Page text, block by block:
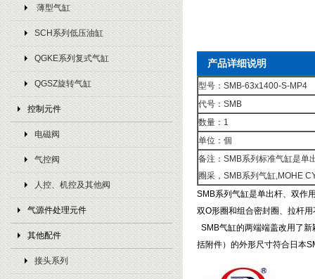
薄型气缸
SCH系列低压油缸
QGKE系列复式气缸
QGSZ旋转气缸
控制元件
电磁阀
气控阀
人控、机控及其他阀
气源件处理元件
其他配件
接头系列
产品详细说明
型号：SMB-63x1400-S-MP4
代号：SMB
数量：1
单位：個
备注：SMB系列标准气缸是单
圈采，SMB系列气缸,MOHE
SMB系列气缸是单出杆、双作
双O形圈和组合密封圈、拉杆
SMB气缸的两端端盖改用了
括附件）的外形尺寸符合日本